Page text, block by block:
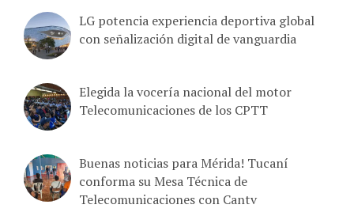
LG potencia experiencia deportiva global
con señalización digital de vanguardia
Elegida la vocería nacional del motor
Telecomunicaciones de los CPTT
Buenas noticias para Mérida! Tucaní
conforma su Mesa Técnica de
Telecomunicaciones con Cantv